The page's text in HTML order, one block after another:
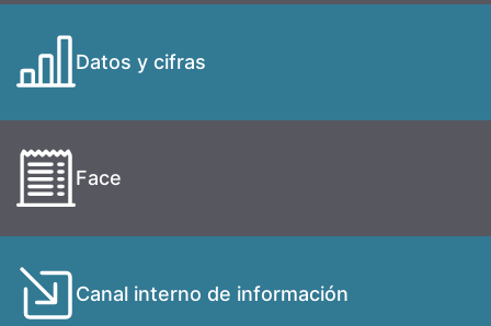
Datos y cifras
Face
Canal interno de información